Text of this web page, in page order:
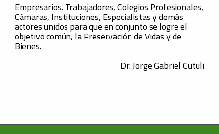
Empresarios. Trabajadores, Colegios Profesionales,
Cámaras, Instituciones, Especialistas y demás
actores unidos para que en conjunto se logre el
objetivo común, la Preservación de Vidas y de
Bienes.
Dr. Jorge Gabriel Cutuli